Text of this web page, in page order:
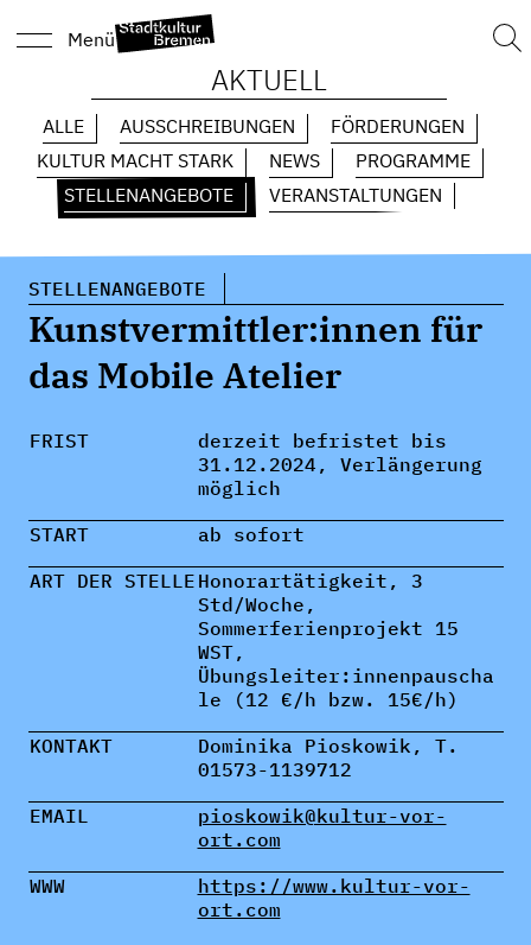
Menü
AKTUELL
ALLE AUSSCHREIBUNGEN
FÖRDERUNGEN
KULTUR MACHT STARK
NEWS
PROGRAMME
STELLENANGEBOTE
VERANSTALTUNGEN
STELLENANGEBOTE
Kunstvermittler:innen für
das Mobile Atelier
FRIST
derzeit befristet bis
31.12.2024, Verlängerung
möglich
START
ab sofort
ART DER STELLE Honorartätigkeit, 3
Std/Woche,
Sommerferienprojekt 15
WST,
Übungsleiter:innenpauscha
le (12 €/h bzw. 15€/h)
KONTAKT
Dominika Pioskowik, T.
01573-1139712
EMAIL
pioskowik@kultur-vor-
ort.com
WWW
https://www.kultur-vor-
ort.com